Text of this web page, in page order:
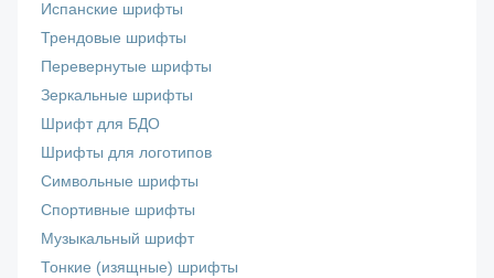
Испанские шрифты
Трендовые шрифты
Перевернутые шрифты
Зеркальные шрифты
Шрифт для БДО
Шрифты для логотипов
Символьные шрифты
Спортивные шрифты
Музыкальный шрифт
Тонкие (изящные) шрифты